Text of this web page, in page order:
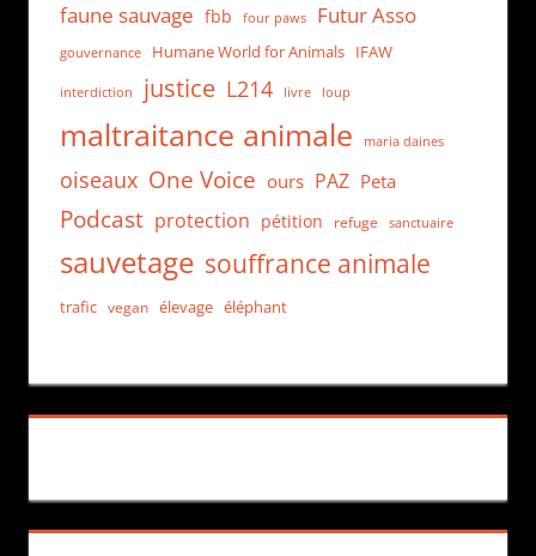
faune sauvage fbb four paws Futur Asso
gouvernance Humane World for Animals IFAW
interdiction justice L214 livre loup
maltraitance animale maria daines
oiseaux One Voice ours PAZ Peta
Podcast protection pétition refuge sanctuaire
sauvetage souffrance animale
trafic vegan élevage éléphant